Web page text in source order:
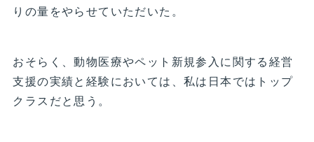
りの量をやらせていただいた。
おそらく、動物医療やペット新規参入に関する経営
支援の実績と経験においては、私は日本ではトップ
クラスだと思う。